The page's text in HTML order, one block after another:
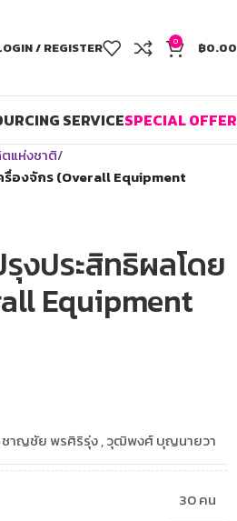
/ REGISTER 0 ฿0.00
SERVICESPECIAL OFFER
แห่งชาติ
รื่องจักร (Overall Equipment
งประสิทธิผลโดย
Equipment
ชาญชัย พรศิริรุ่ง , วุฒิพงศ์ บุญนายวา
30 คน